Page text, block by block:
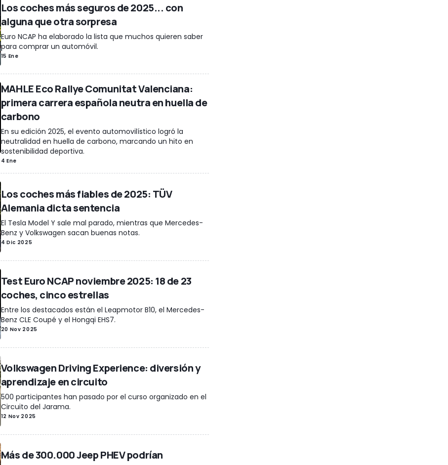
Los coches más seguros de 2025... con
alguna que otra sorpresa
Euro NCAP ha elaborado la lista que muchos quieren saber
para comprar un automóvil.
15 Ene
MAHLE Eco Rallye Comunitat Valenciana:
primera carrera española neutra en huella de
carbono
En su edición 2025, el evento automovilístico logró la
neutralidad en huella de carbono, marcando un hito en
sostenibilidad deportiva.
4 Ene
Los coches más fiables de 2025: TÜV
Alemania dicta sentencia
El Tesla Model Y sale mal parado, mientras que Mercedes-
Benz y Volkswagen sacan buenas notas.
4 Dic 2025
Test Euro NCAP noviembre 2025: 18 de 23
coches, cinco estrellas
Entre los destacados están el Leapmotor B10, el Mercedes-
Benz CLE Coupé y el Hongqi EHS7.
20 Nov 2025
Volkswagen Driving Experience: diversión y
aprendizaje en circuito
500 participantes han pasado por el curso organizado en el
Circuito del Jarama.
12 Nov 2025
Más de 300.000 Jeep PHEV podrían